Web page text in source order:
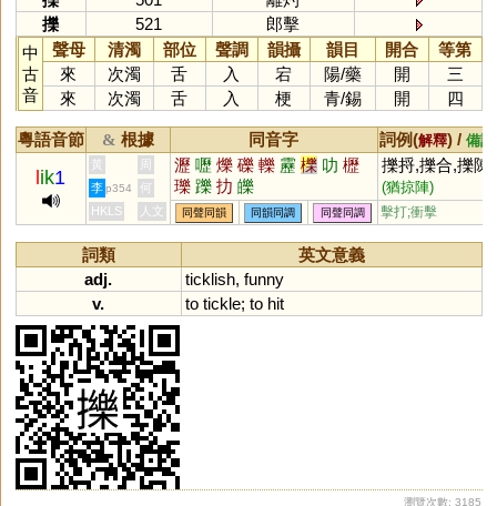
擽
521
郎擊
中
古
音
聲母 清濁 部位 聲調 韻攝 韻目 開合
等第
來
次濁 舌 入 宕 陽/藥 開
三
來
次濁 舌 入 梗 青/錫 開 四
粵語音節 & 根據 同音字 詞例(解釋) / 備註
ik1
黃 周 瀝 嚦 爍 礫 轢 靂 櫟 叻 櫪
瓅 躒 扐 皪
擽捋,擽合,擽陳
(猶掠陣)
李 p354
何
HKLS
人文 同聲同韻 同韻同調 同聲同調 擊打;衝擊
詞類
英文意義
adj.
ticklish, funny
v.
to tickle; to hit
瀏覽次數: 3185